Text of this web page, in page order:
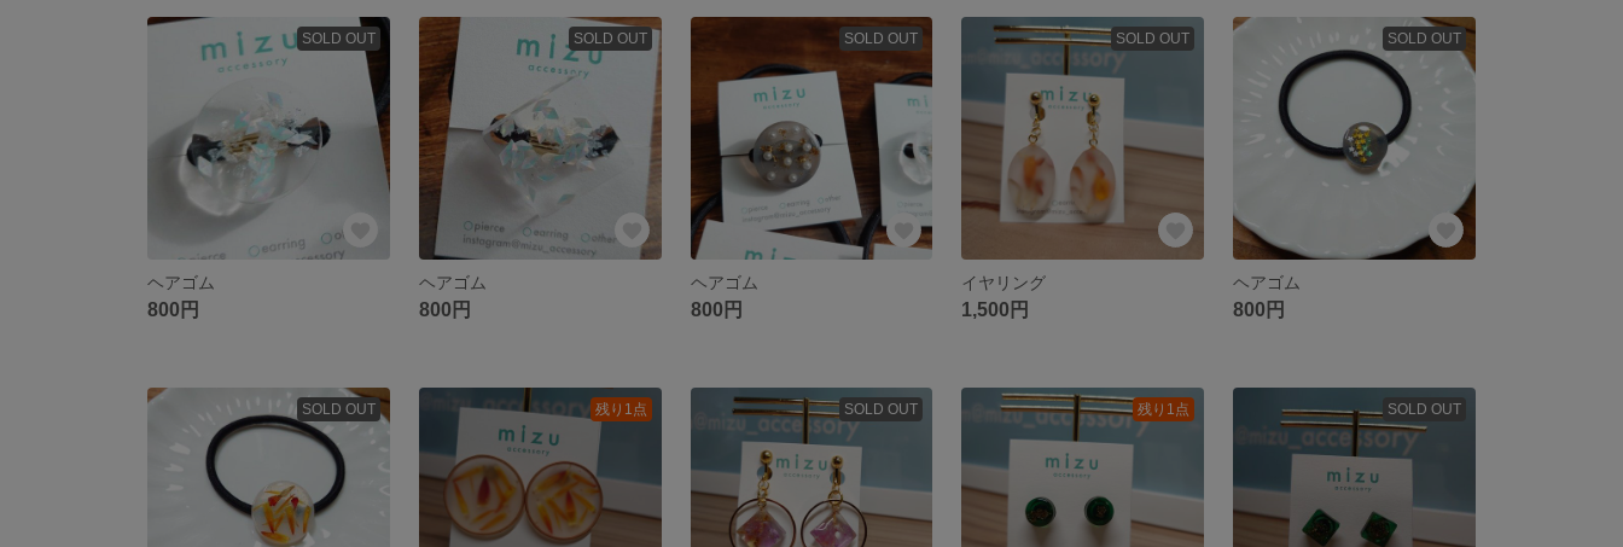
SOLD OUT
ヘアゴム
800円
SOLD OUT
ヘアゴム
800円
SOLD OUT
ヘアゴム
800円
SOLD OUT
イヤリング
1,500円
SOLD OUT
ヘアゴム
800円
SOLD OUT 残り1点 SOLD OUT 残り1点 SOLD OUT